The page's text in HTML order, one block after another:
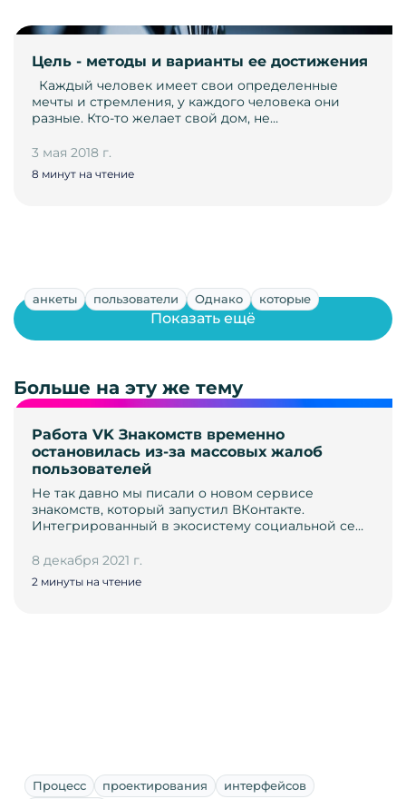
Цель - методы и варианты ее достижения
­ ­ Каждый человек имеет свои определенные
мечты и стремления, у каждого человека они
разные. Кто-то желает свой дом, не…
3 мая 2018 г.
8 минут на чтение
анкеты пользователи Однако которые
Работа VK Знакомств временно
остановилась из-за массовых жалоб
пользователей
Не так давно мы писали о новом сервисе
знакомств, который запустил ВКонтакте.
Интегрированный в экосистему социальной се…
8 декабря 2021 г.
2 минуты на чтение
Показать ещё
Больше на эту же тему
Процесс проектирования
интерфейсов